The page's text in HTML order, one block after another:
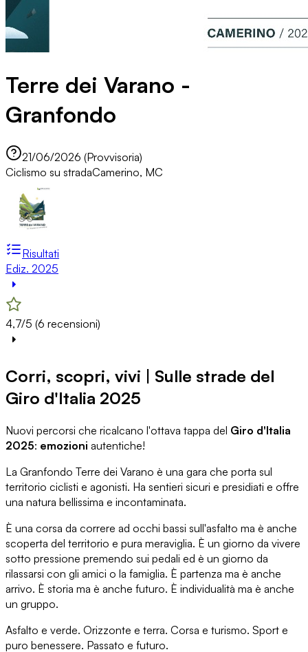
Terre dei Varano -
Granfondo
21/06/2026 (Provvisoria)
Ciclismo su stradaCamerino, MC
Risultati
Ediz. 2025
4,7/5 (6 recensioni)
Corri, scopri, vivi | Sulle strade del
Giro d'Italia 2025
Nuovi percorsi che ricalcano l'ottava tappa del Giro d'Italia
2025: emozioni autentiche!
La Granfondo Terre dei Varano è una gara che porta sul
territorio ciclisti e agonisti. Ha sentieri sicuri e presidiati e offre
una natura bellissima e incontaminata.
È una corsa da correre ad occhi bassi sull'asfalto ma è anche
scoperta del territorio e pura meraviglia. È un giorno da vivere
sotto pressione premendo sui pedali ed è un giorno da
rilassarsi con gli amici o la famiglia. È partenza ma è anche
arrivo. È storia ma è anche futuro. È individualità ma è anche
un gruppo.
Asfalto e verde. Orizzonte e terra. Corsa e turismo. Sport e
puro benessere. Passato e futuro.